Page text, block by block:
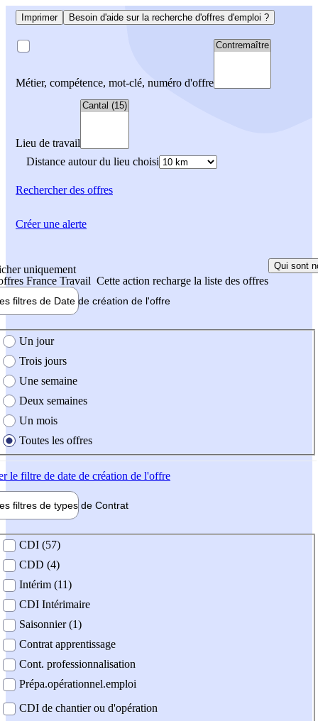
Imprimer Besoin d'aide sur la recherche d'offres d'emploi ?
Métier, compétence, mot-clé, numéro d'offre
Lieu de travail
Distance autour du lieu choisi
Rechercherdes offres
uniquement
France Travail Cette action recharge la liste des offres
Qui sont
filtres de Date de création de l'offre
création de l'offre
Un jour
Trois jours
Une semaine
Deux semaines
Un mois
Toutes les offres
le filtre de date de création de l'offre
filtres de types de Contrat
contrat
CDI (57)
CDD (4)
Intérim (11)
CDI Intérimaire
Saisonnier (1)
Contrat apprentissage
Cont. professionnalisation
Prépa.opérationnel.emploi
CDI de chantier ou d'opération
Créer une alerte